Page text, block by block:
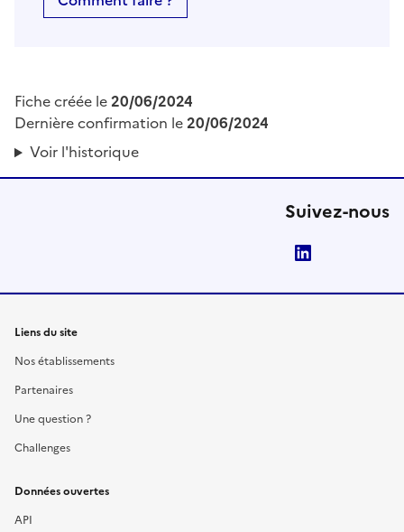
Fiche créée le20/06/2024
Dernière confirmation le20/06/2024
Voir l'historique
Suivez-nous
Liens du site
Nos établissements
Partenaires
Une question ?
Challenges
Données ouvertes
API